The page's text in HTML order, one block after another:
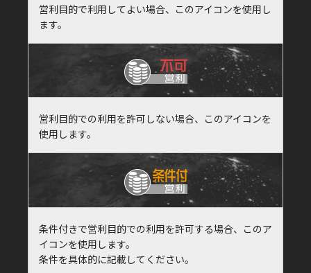
営利目的で利用してよい場合、このアイコンを使用し
ます。
営利目的での利用を許可しない場合、このアイコンを
使用します。
条件付きで営利目的での利用を許可する場合、このア
イコンを使用します。
条件を具体的に記載してください。